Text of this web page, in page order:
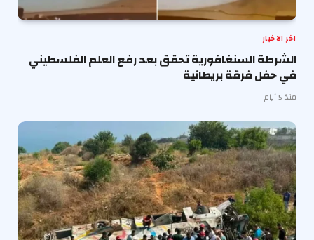
اخر الاخبار
الشرطة السنغافورية تحقق بعد رفع العلم الفلسطيني
في حفل فرقة بريطانية
منذ 5 أيام